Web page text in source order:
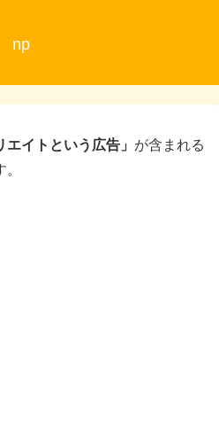
np
エイトという広告」 が含まれる